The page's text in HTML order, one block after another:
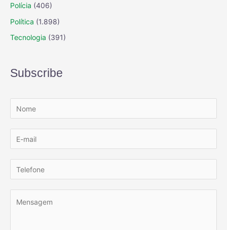
Polícia (406)
Política (1.898)
Tecnologia (391)
Subscribe